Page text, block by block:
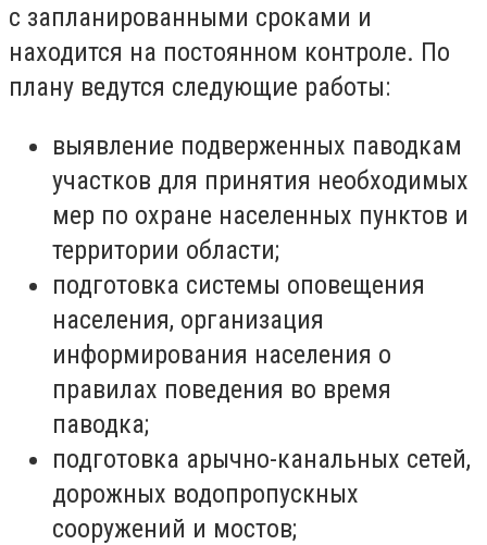
с запланированными сроками и
находится на постоянном контроле. По
плану ведутся следующие работы:
выявление подверженных паводкам
участков для принятия необходимых
мер по охране населенных пунктов и
территории области;
подготовка системы оповещения
населения, организация
информирования населения о
правилах поведения во время
паводка;
подготовка арычно-канальных сетей,
дорожных водопропускных
сооружений и мостов;